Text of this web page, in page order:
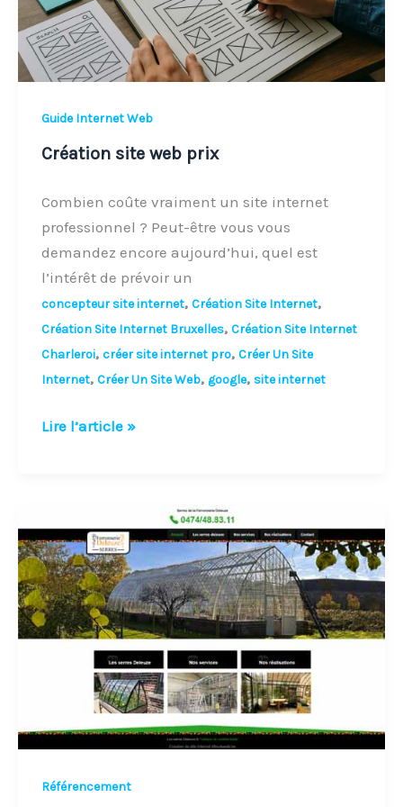
Guide Internet Web
Création site web prix
Combien coûte vraiment un site internet
professionnel ? Peut-être vous vous
demandez encore aujourd’hui, quel est
l’intérêt de prévoir un
concepteur site internet, Création Site Internet,
Création Site Internet Bruxelles, Création Site Internet
Charleroi, créer site internet pro, Créer Un Site
Internet, Créer Un Site Web, google, site internet
Lire l’article »
Référencement
Marketing